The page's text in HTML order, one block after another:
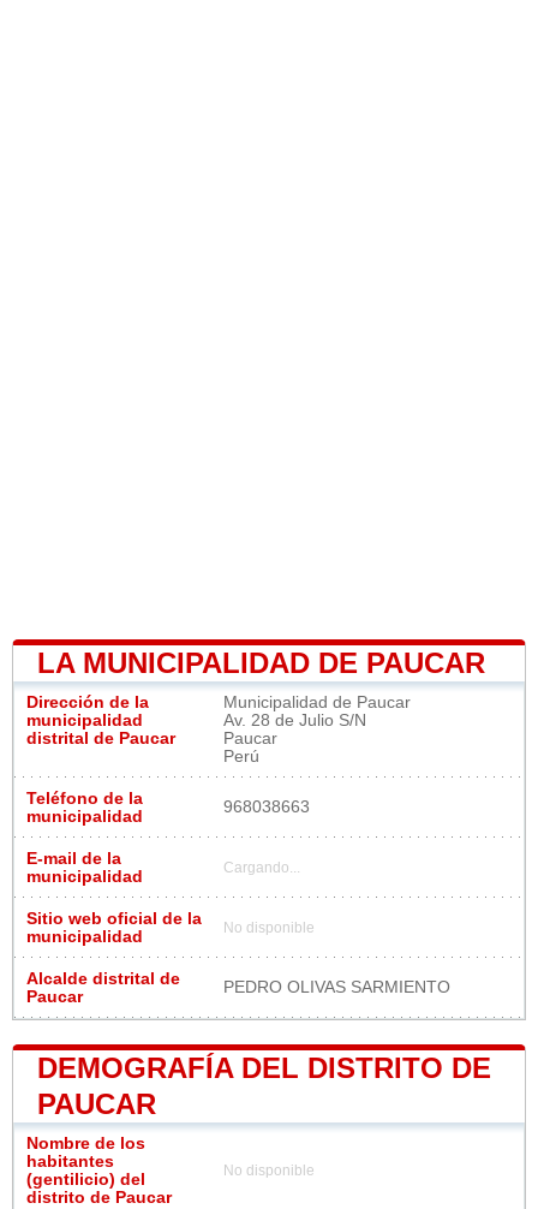
LA MUNICIPALIDAD DE PAUCAR
Dirección de la
municipalidad
distrital de Paucar
Municipalidad de Paucar
Av. 28 de Julio S/N
Paucar
Perú
Teléfono de la
municipalidad
968038663
E-mail de la
municipalidad
Cargando...
Sitio web oficial de la
municipalidad
No disponible
Alcalde distrital de
Paucar
PEDRO OLIVAS SARMIENTO
DEMOGRAFÍA DEL DISTRITO DE
PAUCAR
Nombre de los
habitantes
(gentilicio) del
distrito de Paucar
No disponible